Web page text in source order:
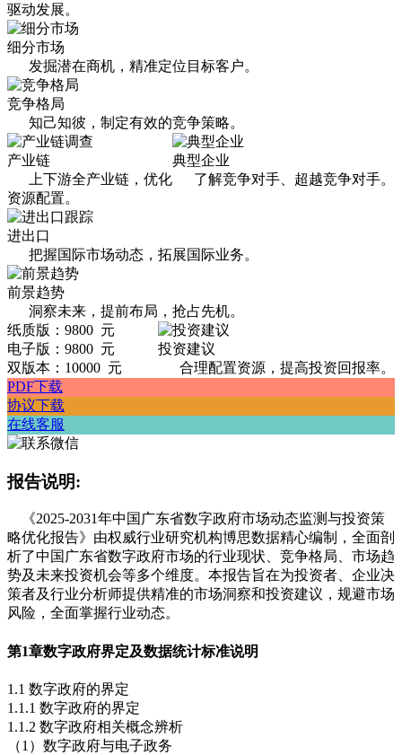
驱动发展。
细分市场
发掘潜在商机，精准定位目标客户。
竞争格局
知己知彼，制定有效的竞争策略。
典型企业
了解竞争对手、超越竞争对手。
产业链
上下游全产业链，优化
资源配置。
进出口
把握国际市场动态，拓展国际业务。
前景趋势
洞察未来，提前布局，抢占先机。
投资建议
合理配置资源，提高投资回报率。
纸质版：9800 元
电子版：9800 元
双版本：10000 元
PDF下载
协议下载
在线客服
报告说明:
《2025-2031年中国广东省数字政府市场动态监测与投资策
略优化报告》由权威行业研究机构博思数据精心编制，全面剖
析了中国广东省数字政府市场的行业现状、竞争格局、市场趋
势及未来投资机会等多个维度。本报告旨在为投资者、企业决
策者及行业分析师提供精准的市场洞察和投资建议，规避市场
风险，全面掌握行业动态。
第1章数字政府界定及数据统计标准说明
1.1 数字政府的界定
1.1.1 数字政府的界定
1.1.2 数字政府相关概念辨析
（1）数字政府与电子政务